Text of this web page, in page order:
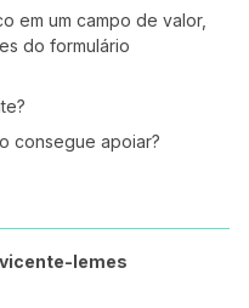
em um campo de valor,
do formulário
consegue apoiar?
vicente-lemes